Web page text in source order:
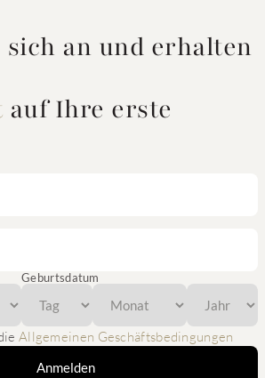
sich an und erhalten
auf Ihre erste
Geburtsdatum
Allgemeinen Geschäftsbedingungen
Anmelden